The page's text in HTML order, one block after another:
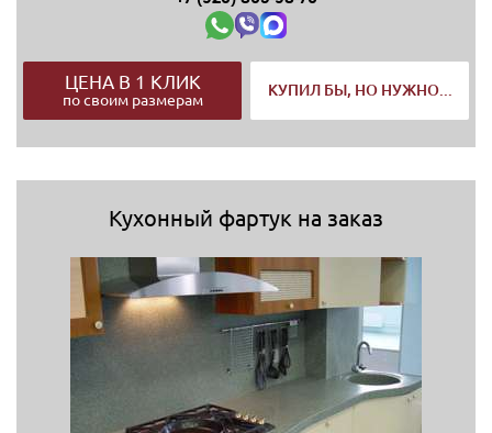
ЦЕНА В 1 КЛИК
по своим размерам
КУПИЛ БЫ, НО НУЖНО...
Кухонный фартук на заказ